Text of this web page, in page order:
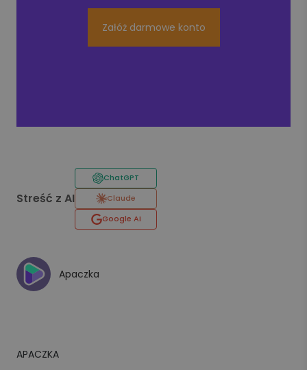
Załóż darmowe konto
Streść z AI
ChatGPT
Claude
Google AI
Apaczka
APACZKA